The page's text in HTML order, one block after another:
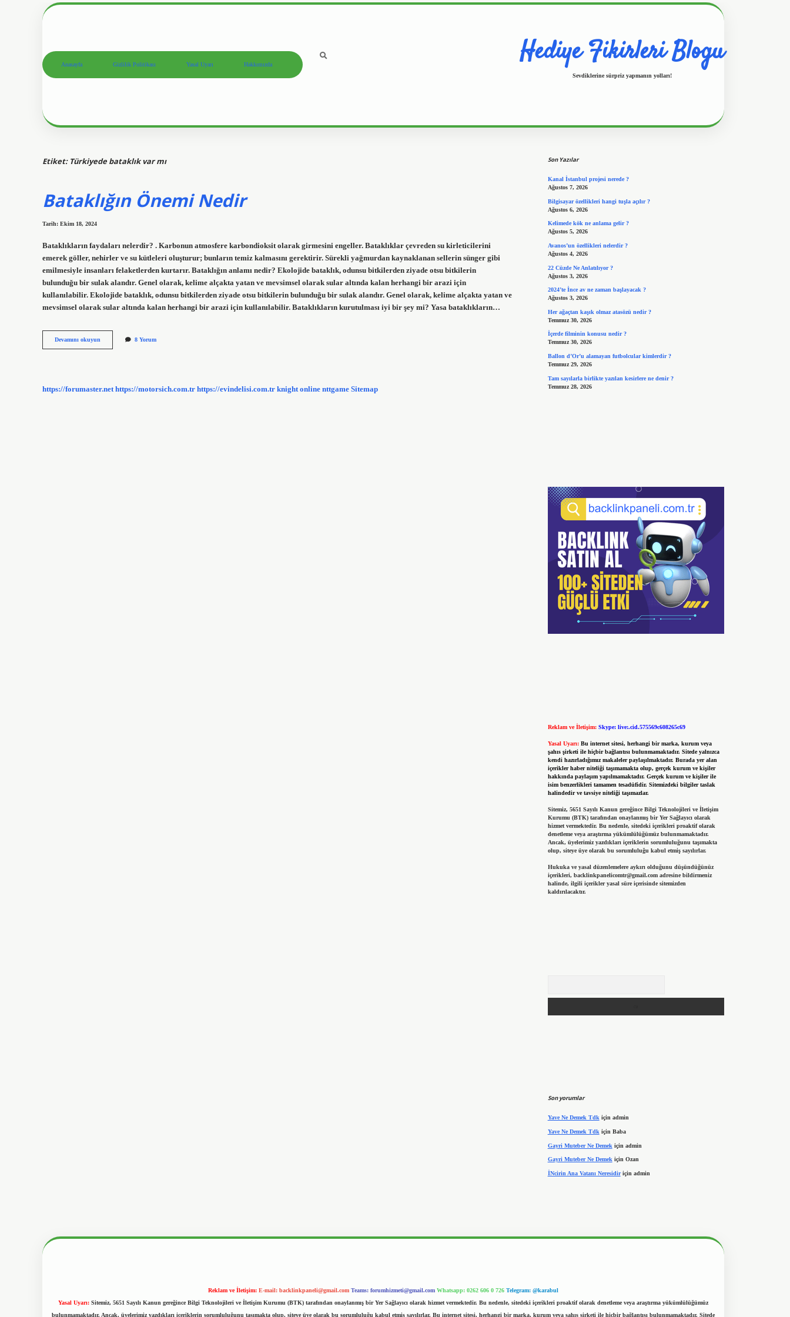
Anasayfa Gizlilik Politikası Yasal Uyarı Hakkımızda Hediye Fikirleri Blogu
Sevdiklerine sürpriz yapmanın yolları!
Etiket: Türkiyede bataklık var mı
Bataklığın Önemi Nedir
Tarih: Ekim 18, 2024
Bataklıkların faydaları nelerdir? . Karbonun atmosfere karbondioksit olarak girmesini engeller. Bataklıklar çevreden su kirleticilerini
emerek göller, nehirler ve su kütleleri oluşturur; bunların temiz kalmasını gerektirir. Sürekli yağmurdan kaynaklanan sellerin sünger gibi
emilmesiyle insanları felaketlerden kurtarır. Bataklığın anlamı nedir? Ekolojide bataklık, odunsu bitkilerden ziyade otsu bitkilerin
bulunduğu bir sulak alandır. Genel olarak, kelime alçakta yatan ve mevsimsel olarak sular altında kalan herhangi bir arazi için
kullanılabilir. Ekolojide bataklık, odunsu bitkilerden ziyade otsu bitkilerin bulunduğu bir sulak alandır. Genel olarak, kelime alçakta yatan ve
mevsimsel olarak sular altında kalan herhangi bir arazi için kullanılabilir. Bataklıkların kurutulması iyi bir şey mi? Yasa bataklıkların…
Devamını okuyun Bataklığın
Önemi
8 Yorum
https://forumaster.net https://motorsich.com.tr https://evindelisi.com.tr knight online nttgame Sitemap
Son Yazılar
Kanal İstanbul projesi nerede ?
Ağustos 7, 2026
Bilgisayar özellikleri hangi tuşla açılır ?
Ağustos 6, 2026
Kelimede kök ne anlama gelir ?
Ağustos 5, 2026
Avanos’un özellikleri nelerdir ?
Ağustos 4, 2026
22 Cüzde Ne Anlatılıyor ?
Ağustos 3, 2026
2024’te İnce av ne zaman başlayacak ?
Ağustos 3, 2026
Her ağaçtan kaşık olmaz atasözü nedir ?
Temmuz 30, 2026
İçerde filminin konusu nedir ?
Temmuz 30, 2026
Ballon d’Or’u alamayan futbolcular kimlerdir ?
Temmuz 29, 2026
Tam sayılarla birlikte yazılan kesirlere ne denir ?
Temmuz 28, 2026
Reklam ve İletişim: Skype: live:.cid.575569c608265c69
Yasal Uyarı: Bu internet sitesi, herhangi bir marka, kurum veya
şahıs şirketi ile hiçbir bağlantısı bulunmamaktadır. Sitede yalnızca
kendi hazırladığımız makaleler paylaşılmaktadır. Burada yer alan
içerikler haber niteliği taşımamakta olup, gerçek kurum ve kişiler
hakkında paylaşım yapılmamaktadır. Gerçek kurum ve kişiler ile
isim benzerlikleri tamamen tesadüfidir. Sitemizdeki bilgiler taslak
halindedir ve tavsiye niteliği taşımazlar.
Sitemiz, 5651 Sayılı Kanun gereğince Bilgi Teknolojileri ve İletişim
Kurumu (BTK) tarafından onaylanmış bir Yer Sağlayıcı olarak
hizmet vermektedir. Bu nedenle, sitedeki içerikleri proaktif olarak
denetleme veya araştırma yükümlülüğümüz bulunmamaktadır.
Ancak, üyelerimiz yazdıkları içeriklerin sorumluluğunu taşımakta
olup, siteye üye olarak bu sorumluluğu kabul etmiş sayılırlar.
Hukuka ve yasal düzenlemelere aykırı olduğunu düşündüğünüz
içerikleri, backlinkpanelicomtr@gmail.comadresine bildirmeniz
halinde, ilgili içerikler yasal süre içerisinde sitemizden
kaldırılacaktır.
Son yorumlar
Yave Ne Demek Tdkiçin admin
Yave Ne Demek Tdk için Baba
Gayri Muteber Ne Demek için admin
Gayri Muteber Ne Demek için Ozan
İNcirin Ana Vatanı Neresidiriçin admin
Reklam ve İletişim: E-mail: backlinkpaneli@gmail.com Teams: forumhizmeti@gmail.com Whatsapp: 0262 606 0 726 Telegram: @karabul
Yasal Uyarı: Sitemiz, 5651 Sayılı Kanun gereğince Bilgi Teknolojileri ve İletişim Kurumu (BTK) tarafından onaylanmış bir Yer Sağlayıcı olarak hizmet vermektedir. Bu nedenle, sitedeki içerikleri proaktif olarak denetleme veya araştırma yükümlülüğümüz
bulunmamaktadır. Ancak, üyelerimiz yazdıkları içeriklerin sorumluluğunu taşımakta olup, siteye üye olarak bu sorumluluğu kabul etmiş sayılırlar. Bu internet sitesi, herhangi bir marka, kurum veya şahıs şirketi ile hiçbir bağlantısı bulunmamaktadır. Sitede